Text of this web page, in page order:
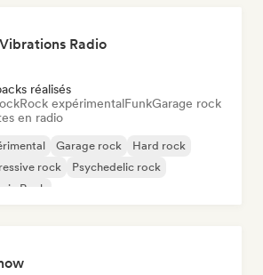
Radio
réalisés
Rock expérimentalFunkGarage rock
en radio
Garage rock
Hard rock
rock
Psychedelic rock
Rock